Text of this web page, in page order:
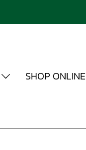
SHOP ONLINE